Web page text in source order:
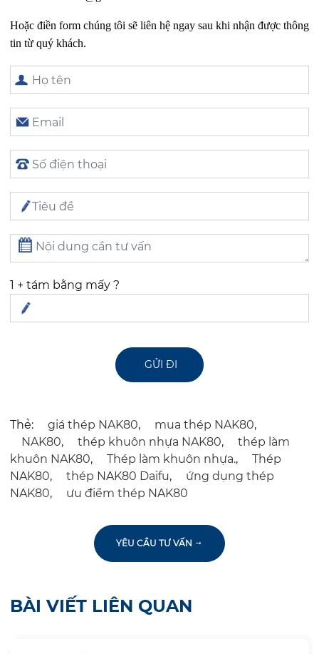
Hoặc điền form chúng tôi sẽ liên hệ ngay sau khi nhận được thông
tin từ quý khách.
1 + tám bằng mấy ?
Thẻ: giá thép NAK80, mua thép NAK80,
NAK80, thép khuôn nhựa NAK80,
thép làm
khuôn NAK80, Thép làm khuôn nhựa.,
Thép
NAK80, thép NAK80 Daifu,
ứng dụng thép
NAK80, ưu điểm thép NAK80
YÊU CẦU TƯ VẤN
BÀI VIẾT LIÊN QUAN